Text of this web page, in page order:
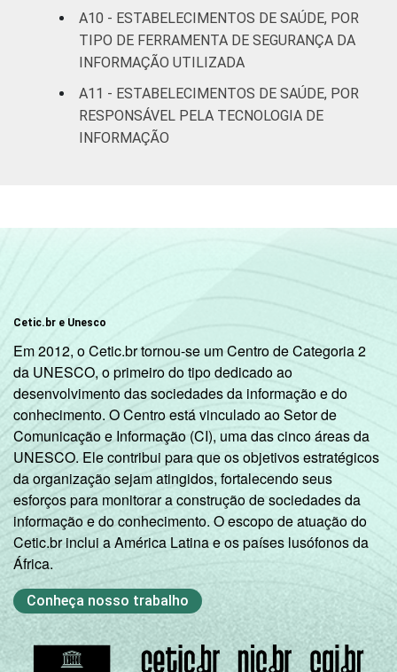
A10 - ESTABELECIMENTOS DE SAÚDE, POR
TIPO DE FERRAMENTA DE SEGURANÇA DA
INFORMAÇÃO UTILIZADA
A11 - ESTABELECIMENTOS DE SAÚDE, POR
RESPONSÁVEL PELA TECNOLOGIA DE
INFORMAÇÃO
Cetic.br e Unesco
Em 2012, o Cetic.br tornou-se um Centro de Categoria 2
da UNESCO, o primeiro do tipo dedicado ao
desenvolvimento das sociedades da informação e do
conhecimento. O Centro está vinculado ao Setor de
Comunicação e Informação (CI), uma das cinco áreas da
UNESCO. Ele contribui para que os objetivos estratégicos
da organização sejam atingidos, fortalecendo seus
esforços para monitorar a construção de sociedades da
informação e do conhecimento. O escopo de atuação do
Cetic.br inclui a América Latina e os países lusófonos da
África.
Conheça nosso trabalho